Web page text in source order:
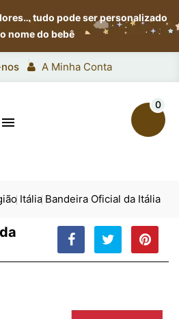
tudo pode ser personalizado
nome do bebê
A Minha Conta

0
Itália Bandeira Oficial da Itália